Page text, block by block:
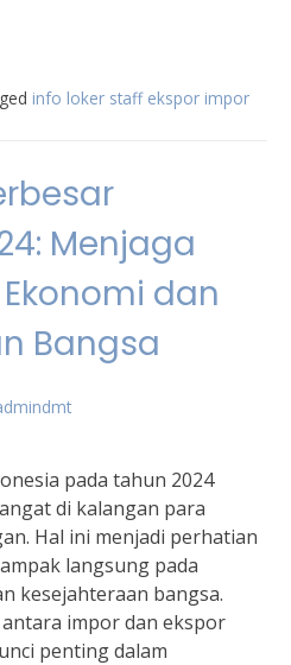
info loker staff ekspor impor
Menjaga
dan
Bangsa
pada tahun 2024
di kalangan para
Hal ini menjadi perhatian
langsung pada
kesejahteraan bangsa.
impor dan ekspor
penting dalam